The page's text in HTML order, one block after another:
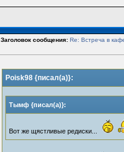
Заголовок сообщения: Re: Встреча в
Poisk98 {писал(а)}:
Тымф {писал(а)}:
Вот же щястливые редиски...